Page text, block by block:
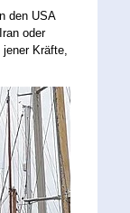
den USA
oder
Kräfte,